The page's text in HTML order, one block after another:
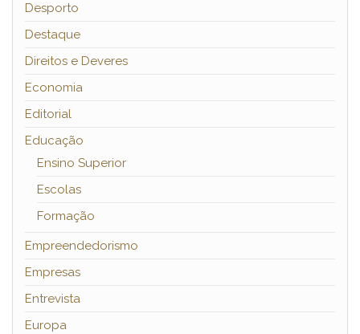
Desporto
Destaque
Direitos e Deveres
Economia
Editorial
Educação
Ensino Superior
Escolas
Formação
Empreendedorismo
Empresas
Entrevista
Europa